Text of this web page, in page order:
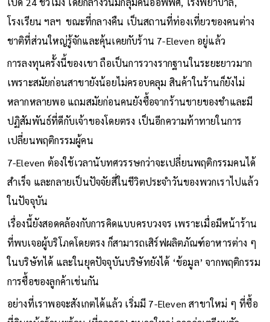
โรงเรียน ฯลฯ ขณะที่กลางคืน เป็นสถานที่ท่องเที่ยวของคนต่าง
ชาติที่ส่วนใหญ่รู้จักและคุ้นเคยกับร้าน 7-Eleven อยู่แล้ว
การลงทุนครั้งนี้ของเขา ถือเป็นการวางรากฐานในระยะยาวมาก
เพราะสมัยก่อนสาขายังน้อยไม่ครอบคลุม สินค้าในร้านก็ยังไม่
หลากหลายพอ แถมสมัยก่อนคนยังซื้อจากร้านขายของชำและมี
ปฏิสัมพันธ์ที่ดีกับเจ้าของโดยตรง เป็นอีกความท้าทายในการ
เปลี่ยนพฤติกรรมผู้คน
7-Eleven ต้องใช้เวลานับทศวรรษกว่าจะเปลี่ยนพฤติกรรมคนได้
สำเร็จ และกลายเป็นปัจจัยสี่ในชีวิตประจำวันของพวกเราไปแล้ว
ในปัจจุบัน
เรื่องนี้ยังสอดคล้องกับการคิดแบบครบวงจร เพราะเมื่อมีหน้าร้าน
ที่พบเจอผู้บริโภคโดยตรง ก็สามารถเสิร์ฟผลิตภัณฑ์อาหารต่าง ๆ
ในบริษัทได้ และในยุคปัจจุบันบริษัทยังได้ ‘ข้อมูล’ จากพฤติกรรม
การซื้อของลูกค้าเช่นกัน
อย่างที่เราพอจะสังเกตได้แล้ว เริ่มมี 7-Eleven สาขาใหม่ ๆ ที่ซื้อ